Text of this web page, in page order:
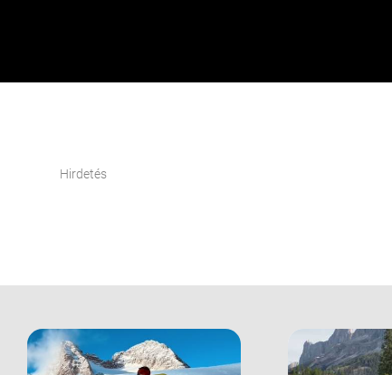
Hirdetés